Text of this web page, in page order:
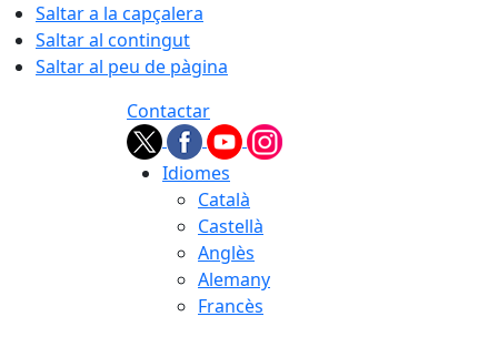
Saltar a la capçalera
Saltar al contingut
Saltar al peu de pàgina
Contactar
Idiomes
Català
Castellà
Anglès
Alemany
Francès